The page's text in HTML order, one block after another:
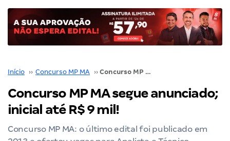
Início ›› Concurso MP MA ›› Concurso MP MA segue anunciado; inicial até R$ 9 mil!
Concurso MP MA segue anunciado;
inicial até R$ 9 mil!
Concurso MP MA: o último edital foi publicado em